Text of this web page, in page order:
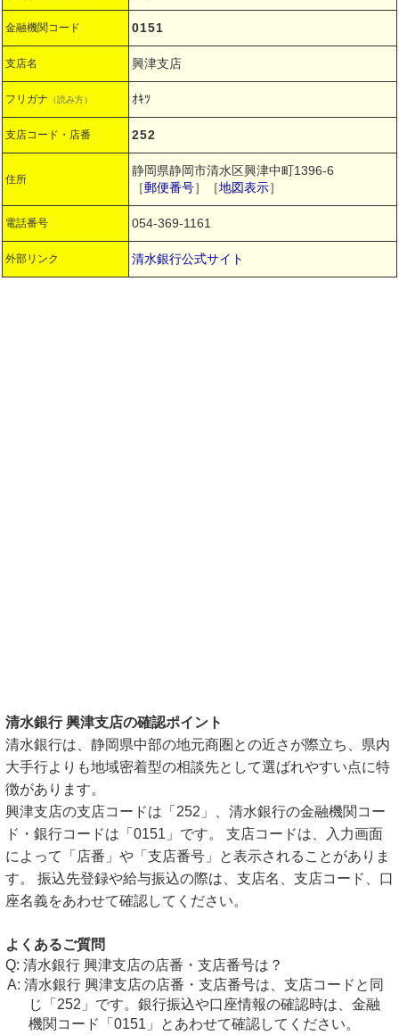
金融機関コード 0151
支店名 興津支店
フリガナ （読み方） ｵｷﾂ
支店コード・店番 252
住所
静岡県静岡市清水区興津中町1396-6
［郵便番号］［地図表示］
電話番号 054-369-1161
外部リンク 清水銀行公式サイト
清水銀行 興津支店の確認ポイント
清水銀行は、静岡県中部の地元商圏との近さが際立ち、県内
大手行よりも地域密着型の相談先として選ばれやすい点に特
徴があります。
興津支店の支店コードは「252」、清水銀行の金融機関コー
ド・銀行コードは「0151」です。 支店コードは、入力画面
によって「店番」や「支店番号」と表示されることがありま
す。 振込先登録や給与振込の際は、支店名、支店コード、口
座名義をあわせて確認してください。
よくあるご質問
清水銀行 興津支店の店番・支店番号は？
清水銀行 興津支店の店番・支店番号は、支店コードと同
じ「252」です。銀行振込や口座情報の確認時は、金融
機関コード「0151」とあわせて確認してください。